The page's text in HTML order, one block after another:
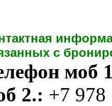
с
моб
2.: +7 978